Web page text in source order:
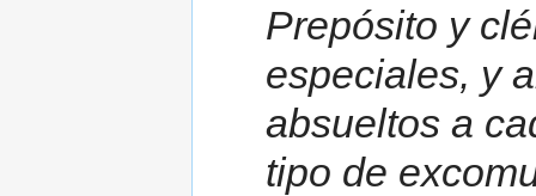
Prepósito y
especiales, y
absueltos a
tipo de